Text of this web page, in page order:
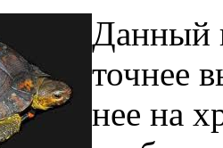
Данный
точнее
нее на